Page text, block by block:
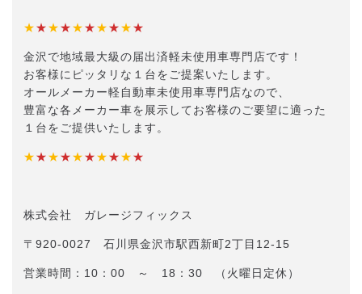
★★★★★★★★★★
金沢で地域最大級の届出済軽未使用車専門店です！
お客様にピッタリな１台をご提案いたします。
オールメーカー軽自動車未使用車専門店なので、
豊富な各メーカー車を展示してお客様のご要望に適った
１台をご提供いたします。
★★★★★★★★★★
株式会社 ガレージフィックス
〒920-0027 石川県金沢市駅西新町2丁目12-15
営業時間：10：00 ～ 18：30 （火曜日定休）